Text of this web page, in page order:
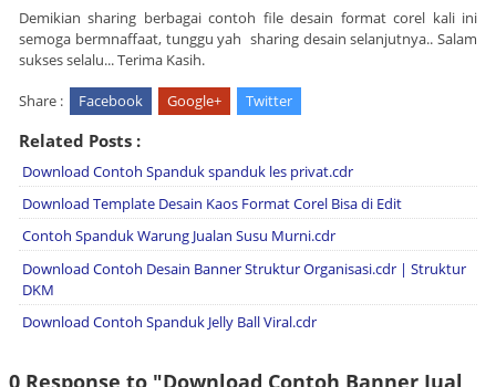
Demikian sharing berbagai contoh file desain format corel kali ini
semoga bermnaffaat, tunggu yah sharing desain selanjutnya.. Salam
sukses selalu... Terima Kasih.
Share : Facebook Google+ Twitter
Related Posts :
Download Contoh Spanduk spanduk les privat.cdr
Download Template Desain Kaos Format Corel Bisa di Edit
Contoh Spanduk Warung Jualan Susu Murni.cdr
Download Contoh Desain Banner Struktur Organisasi.cdr | Struktur
DKM
Download Contoh Spanduk Jelly Ball Viral.cdr
0 Response to "Download Contoh Banner Jual